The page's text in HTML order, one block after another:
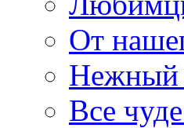
От
Нежный
Все